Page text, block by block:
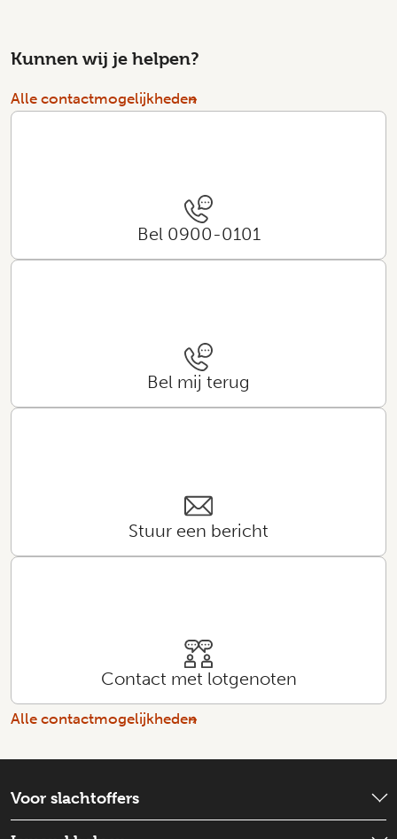
Kunnen wij je helpen?
Alle contactmogelijkheden
Bel 0900-0101
Bel mij terug
Stuur een bericht
Contact met lotgenoten
Alle contactmogelijkheden
Voor slachtoffers
Wat is er gebeurd?